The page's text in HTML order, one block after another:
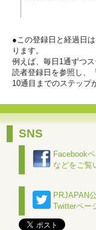
●この登録日と経過日
ります。
例えば、毎日1通ずつ
読者登録日を参照し、
10通目までのステップ
SNS
Facebook
などをご覧
PRJAPAN
Twitterペー